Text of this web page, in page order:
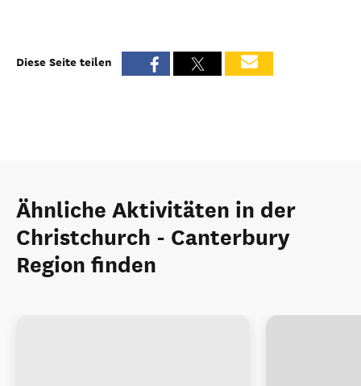
Diese Seite teilen
Ähnliche Aktivitäten in der
Christchurch - Canterbury
Region finden